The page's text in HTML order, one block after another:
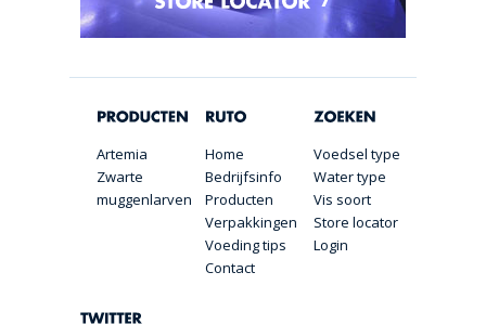
Artemia
Zwarte
muggenlarven
Home
Bedrijfsinfo
Producten
Verpakkingen
Voeding tips
Contact
Voedsel type
Water type
Vis soort
Store locator
Login